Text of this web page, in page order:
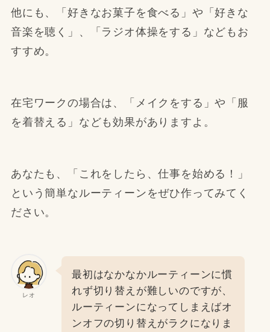
他にも、「好きなお菓子を食べる」や「好きな
音楽を聴く」、「ラジオ体操をする」などもお
すすめ。
在宅ワークの場合は、「メイクをする」や「服
を着替える」なども効果がありますよ。
あなたも、「これをしたら、仕事を始める！」
という簡単なルーティーンをぜひ作ってみてく
ださい。
レオ
最初はなかなかルーティーンに慣
れず切り替えが難しいのですが、
ルーティーンになってしまえばオ
ンオフの切り替えがラクになりま